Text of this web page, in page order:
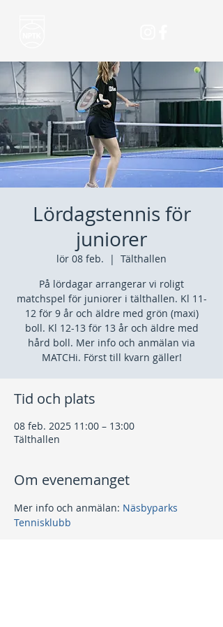
Lördagstennis för
juniorer
lör 08 feb.
  |
Tälthallen
På lördagar arrangerar vi roligt
matchspel för juniorer i tälthallen. Kl 11-
12 för 9 år och äldre med grön (maxi)
boll. Kl 12-13 för 13 år och äldre med
hård boll. Mer info och anmälan via
MATCHi. Först till kvarn gäller!
Tid och plats
08 feb. 2025 11:00 – 13:00
Tälthallen
Om evenemanget
Mer info och anmälan: Näsbyparks
Tennisklubb